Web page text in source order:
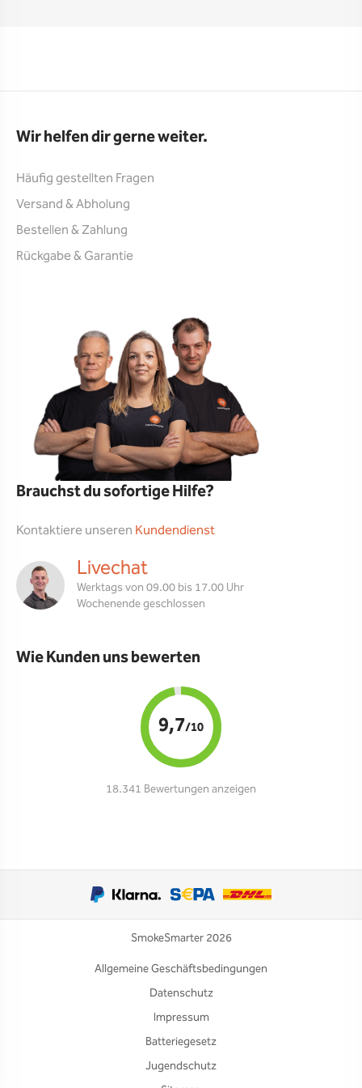
Wir helfen dir gerne weiter.
Häufig gestellten Fragen
Versand & Abholung
Bestellen & Zahlung
Rückgabe & Garantie
Brauchst du sofortige Hilfe?
Kontaktiere unseren Kundendienst
Livechat
Werktags von 09.00 bis 17.00 Uhr
Wochenende geschlossen
Wie Kunden uns bewerten
9,7/10
18.341 Bewertungen anzeigen
SmokeSmarter 2026
Allgemeine Geschäftsbedingungen
Datenschutz
Impressum
Batteriegesetz
Jugendschutz